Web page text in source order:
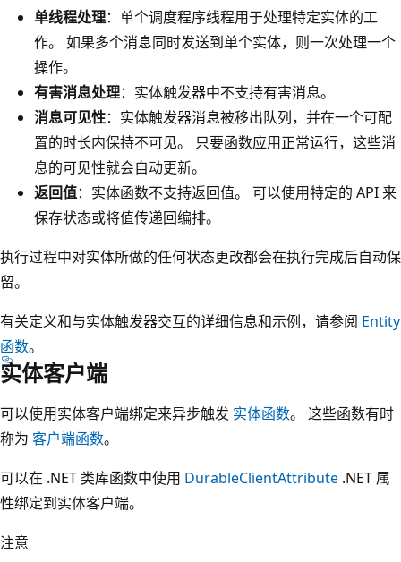
单线程处理：单个调度程序线程用于处理特定实体的工
作。 如果多个消息同时发送到单个实体，则一次处理一个
操作。
有害消息处理：实体触发器中不支持有害消息。
消息可见性：实体触发器消息被移出队列，并在一个可配
置的时长内保持不可见。 只要函数应用正常运行，这些消
息的可见性就会自动更新。
返回值：实体函数不支持返回值。 可以使用特定的 API 来
保存状态或将值传递回编排。
执行过程中对实体所做的任何状态更改都会在执行完成后自动保
留。
有关定义和与实体触发器交互的详细信息和示例，请参阅 Entity
函数。
实体客户端
可以使用实体客户端绑定来异步触发 实体函数。 这些函数有时
称为 客户端函数。
可以在 .NET 类库函数中使用 DurableClientAttribute .NET 属
性绑定到实体客户端。
注意